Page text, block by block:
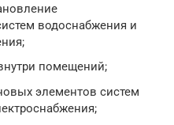
водоснабжения и
помещений;
элементов систем